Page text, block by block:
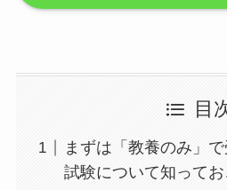
目
まずは「教養のみ」
試験について知ってお